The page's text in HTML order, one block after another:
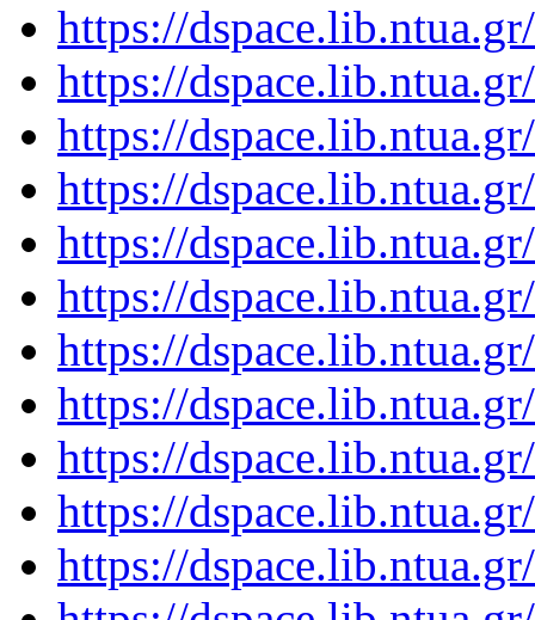
https://
https://
https://
https://
https://
https://
https://
https://
https://
https://
https://